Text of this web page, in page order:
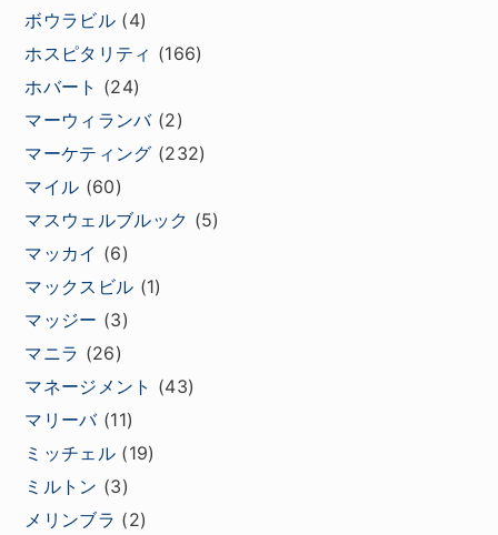
ボウラビル (4)
ホスピタリティ (166)
ホバート (24)
マーウィランバ(2)
マーケティング (232)
マイル (60)
マスウェルブルック (5)
マッカイ (6)
マックスビル (1)
マッジー (3)
マニラ (26)
マネージメント (43)
マリーバ(11)
ミッチェル (19)
ミルトン (3)
メリンブラ (2)